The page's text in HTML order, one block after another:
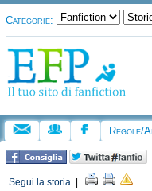
Categorie:
Regole/
Segui la storia